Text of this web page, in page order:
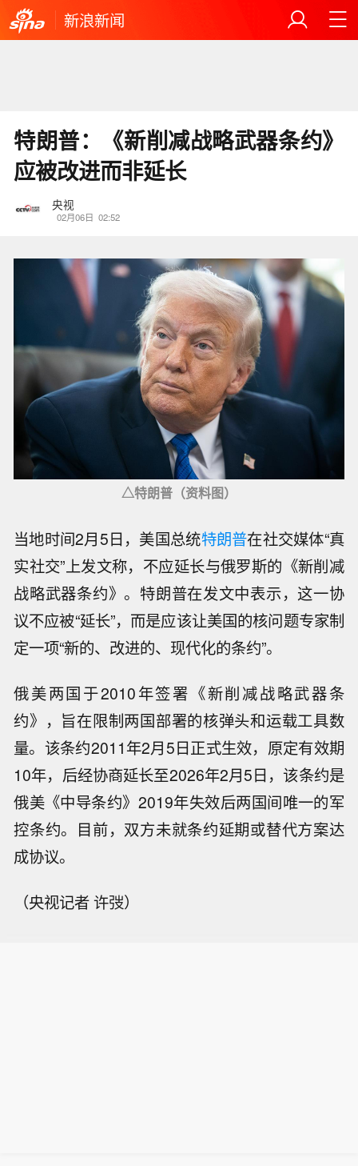
新浪新闻
特朗普：《新削减战略武器条约》
应被改进而非延长
央视
02月06日 02:52
△特朗普（资料图）
当地时间2月5日，美国总统特朗普在社交媒体“真
实社交”上发文称，不应延长与俄罗斯的《新削减
战略武器条约》。特朗普在发文中表示，这一协
议不应被“延长”，而是应该让美国的核问题专家制
定一项“新的、改进的、现代化的条约”。
俄美两国于2010年签署《新削减战略武器条
约》，旨在限制两国部署的核弹头和运载工具数
量。该条约2011年2月5日正式生效，原定有效期
10年，后经协商延长至2026年2月5日，该条约是
俄美《中导条约》2019年失效后两国间唯一的军
控条约。目前，双方未就条约延期或替代方案达
成协议。
（央视记者 许弢）